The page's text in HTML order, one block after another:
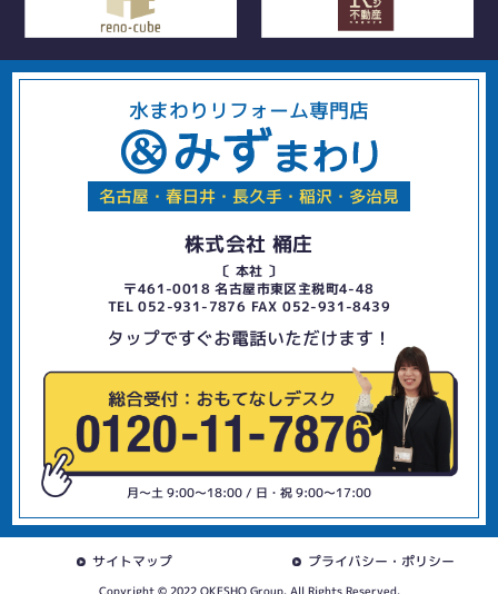
水まわりリフォーム専門店
名古屋・春日井・長久手・稲沢・多治見
株式会社 桶庄
〔 本社 〕
〒461-0018 名古屋市東区主税町4-48
TEL 052-931-7876 FAX 052-931-8439
タップですぐお電話いただけます！
月〜土 9:00〜18:00 / 日・祝 9:00〜17:00
サイトマップ プライバシー・ポリシー
Copyright © 2022 OKESHO Group. All Rights Reserved.